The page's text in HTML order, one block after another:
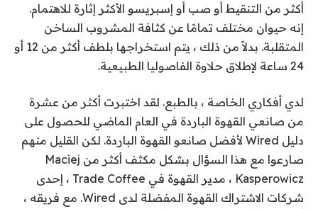
أكثر من التنقيط أو صب أو إسبريسو الأكثر إثارة للاهتمام.
إنه حيوان مختلف تمامًا عن كثافة المشروب الساخن
المتقلبة. بدلاً من ذلك ، يتم استخراجها بلطف أكثر من 12 أو
24 ساعة لإطلاق حلاوة الفاصوليا الطبيعية.
لدي أفكاري الخاصة ، بالطبع. لقد اختبرت أكثر من عشرة
من صانعي القهوة الباردة في العام الماضي للحصول على
دليل Wired لأفضل صانعو القهوة الباردة. لكن القليل منهم
صارعوا مع هذا السؤال بشكل مكثف أكثر من Maciej
Kasperowicz ، مدير القهوة في Trade Coffee ، إحدى
شركات الاشتراك القهوة المفضلة لدى Wired. مع فريقه ،